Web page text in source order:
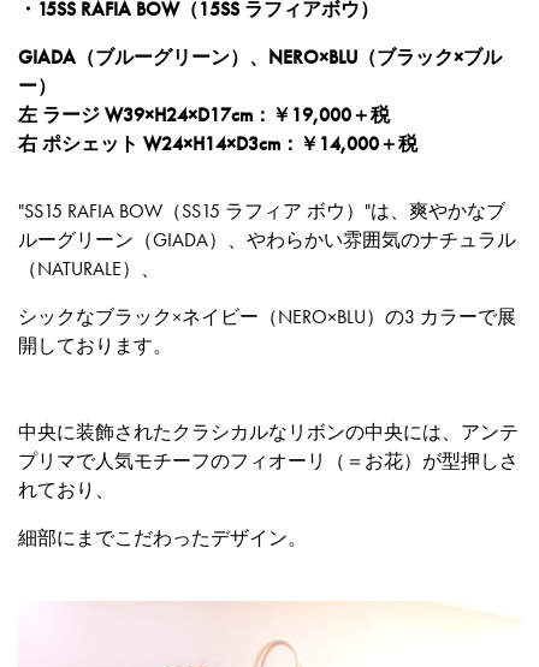
・15SS RAFIA BOW（15SS ラフィアボウ）
GIADA（ブルーグリーン）、NERO×BLU（ブラック×ブル
ー）
左 ラージ W39×H24×D17cm：￥19,000＋税
右 ポシェット W24×H14×D3cm：￥14,000＋税
"SS15 RAFIA BOW（SS15 ラフィア ボウ）"は、爽やかなブ
ルーグリーン（GIADA）、やわらかい雰囲気のナチュラル
（NATURALE）、
シックなブラック×ネイビー（NERO×BLU）の3 カラーで展
開しております。
中央に装飾されたクラシカルなリボンの中央には、アンテ
プリマで人気モチーフのフィオーリ（＝お花）が型押しさ
れており、
細部にまでこだわったデザイン。